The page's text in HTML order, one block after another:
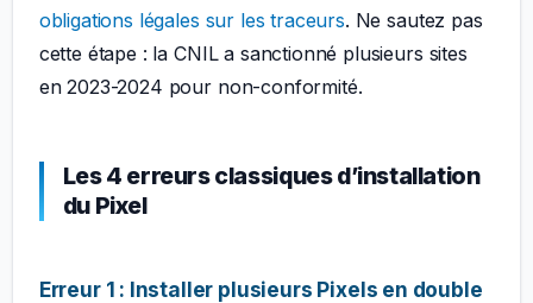
obligations légales sur les traceurs. Ne sautez pas
cette étape : la CNIL a sanctionné plusieurs sites
en 2023-2024 pour non-conformité.
Les 4 erreurs classiques d’installation
du Pixel
Erreur 1 : Installer plusieurs Pixels en double